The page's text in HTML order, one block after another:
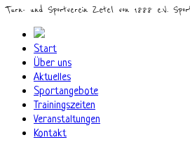
Turn- und Sportverein Zetel von 1888 e.V.
Start
Über uns
Aktuelles
Sportangebote
Trainingszeiten
Veranstaltungen
Kontakt